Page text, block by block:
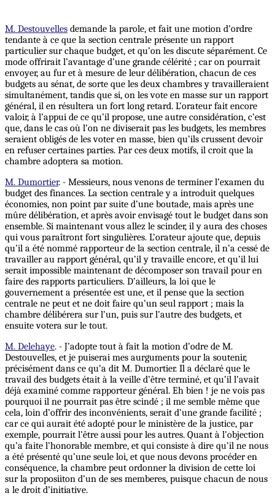
M. Destouvelles demande la parole, et fait une motion d’ordre
tendante à ce que la section centrale présente un rapport
particulier sur chaque budget, et qu’on les discute séparément. Ce
mode offrirait l’avantage d’une grande célérité ; car on pourrait
envoyer, au fur et à mesure de leur délibération, chacun de ces
budgets au sénat, de sorte que les deux chambres y travailleraient
simultanément, tandis que si, on les vote en masse sur un rapport
général, il en résultera un fort long retard. L’orateurfait encore
valoir, à l’appui de ce qu’il propose, une autre considération, c’est
que, dans le cas où l’on ne diviserait pas les budgets, les membres
seraient obligés de les voter en masse, bien qu’ils crussent devoir
en refuser certaines parties. Par ces deux motifs, il croit que la
chambre adoptera sa motion.
M. Dumortier. - Messieurs, nous venons de terminer l’examen du
budget des finances. La section centrale y a introduit quelques
économies, non point par suite d’une boutade, mais après une
mûre délibération, et après avoir envisagé tout le budget dans son
ensemble. Si maintenant vous allez le scinder, il y aura des choses
qui vous paraîtront fort singulières. L’orateurajoute que, depuis
qu’il a été nommé rapporteur de la section centrale, il n’a cessé de
travailler au rapport général, qu’il y travaille encore, et qu’il lui
serait impossible maintenant de décomposer son travail pour en
faire des rapports particuliers. D’ailleurs, la loi que le
gouvernement a présentée est une, et il pense que la section
centrale ne peut et ne doit faire qu’un seul rapport ; mais la
chambre délibérera sur l’un, puis sur l’autre des budgets, et
ensuite votera sur le tout.
M. Delehaye. - J’adopte tout à fait la motion d’odre de M.
Destouvelles, et je puiserai mes aurguments pour la soutenir,
précisément dans ce qu’a dit M. Dumortier. Il a déclaré que le
travail des budgets était à la veille d’être terminé, et qu’il l’avait
déjà examiné comme rapporteur général. Eh bien ! je ne vois pas
pourquoi il ne pourrait pas être scindé ; il me semble même que
cela, loin d’offrir des inconvénients, serait d’une grande facilité ;
car ce qui aurait été adopté pour le ministère de la justice, par
exemple, pourrait l’être aussi pour les autres. Quant à l’objection
qu’a faite l’honorable membre, et qui consiste à dire qu’il ne nous
a été présenté qu’une seule loi, et que nous devons procéder en
conséquence, la chambre peut ordonner la division de cette loi
sur la proposiiton d’un de ses memberes, puisque chacun de nous
a le droit d’initiative.